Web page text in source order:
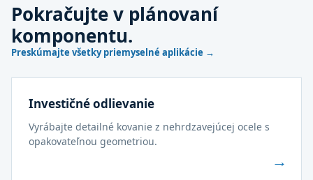
Pokračujte v plánovaní
komponentu.
Preskúmajte všetky priemyselné aplikácie →
Investičné odlievanie
Vyrábajte detailné kovanie z nehrdzavejúcej ocele s
opakovateľnou geometriou.
→